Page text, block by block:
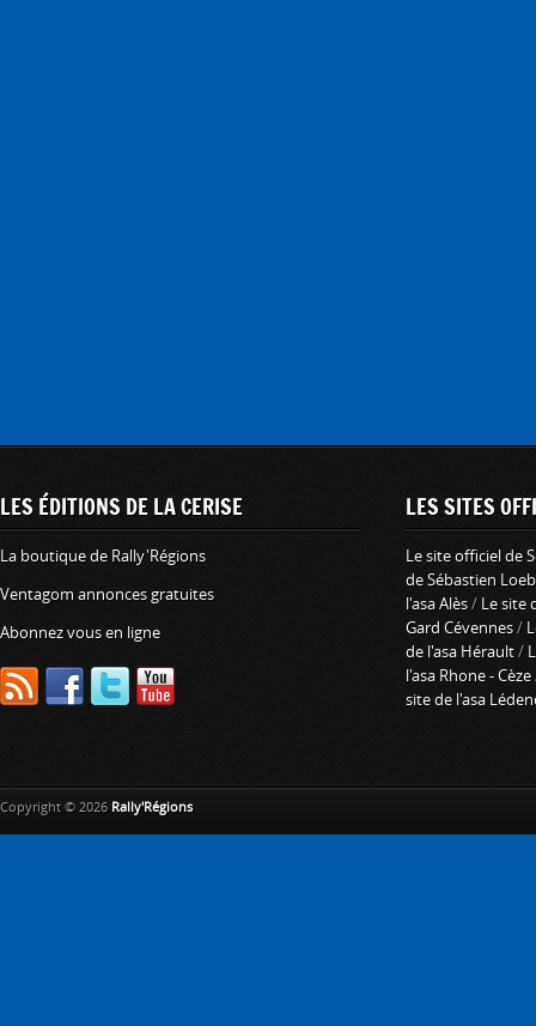
LES ÉDITIONS DE LA CERISE
La boutique de Rally'Régions
Ventagom annonces gratuites
Abonnez vous en ligne
LES SITES
Le site officiel de
de Sébastien Loeb
l'asa Alès/ Le site
Gard Cévennes/
de l'asa Hérault/
l'asa Rhone - Cèze
site de l'asa
Copyright © 2026 Rally'Régions